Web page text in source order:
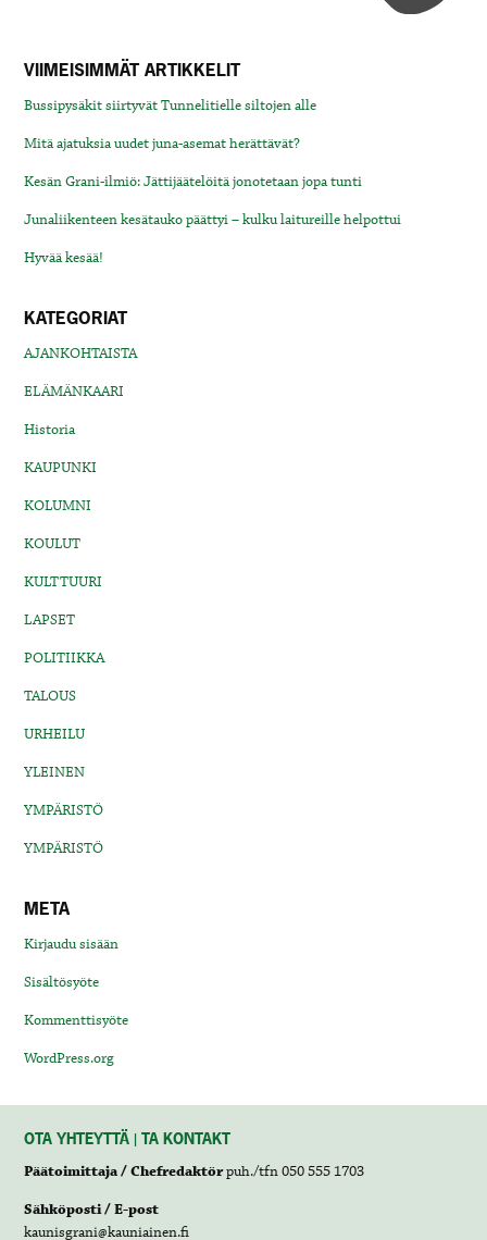
VIIMEISIMMÄT ARTIKKELIT
Bussipysäkit siirtyvät Tunnelitielle siltojen alle
Mitä ajatuksia uudet juna-asemat herättävät?
Kesän Grani-ilmiö: Jättijäätelöitä jonotetaan jopa tunti
Junaliikenteen kesätauko päättyi – kulku laitureille helpottui
Hyvää kesää!
KATEGORIAT
AJANKOHTAISTA
ELÄMÄNKAARI
Historia
KAUPUNKI
KOLUMNI
KOULUT
KULTTUURI
LAPSET
POLITIIKKA
TALOUS
URHEILU
YLEINEN
YMPÄRISTÖ
YMPÄRISTÖ
META
Kirjaudu sisään
Sisältösyöte
Kommenttisyöte
WordPress.org
OTA YHTEYTTÄ | TA KONTAKT
Päätoimittaja / Chefredaktörpuh./tfn 050 555 1703
Sähköposti / E-post
kaunisgrani@kauniainen.fi